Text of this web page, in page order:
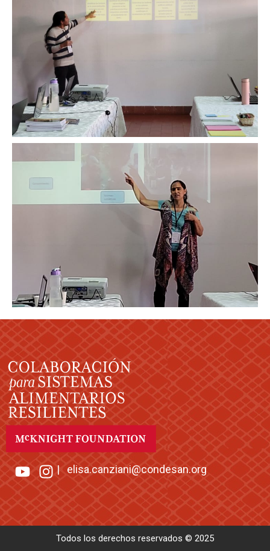
|elisa.canziani@condesan.org
Todos los derechos reservados © 2025